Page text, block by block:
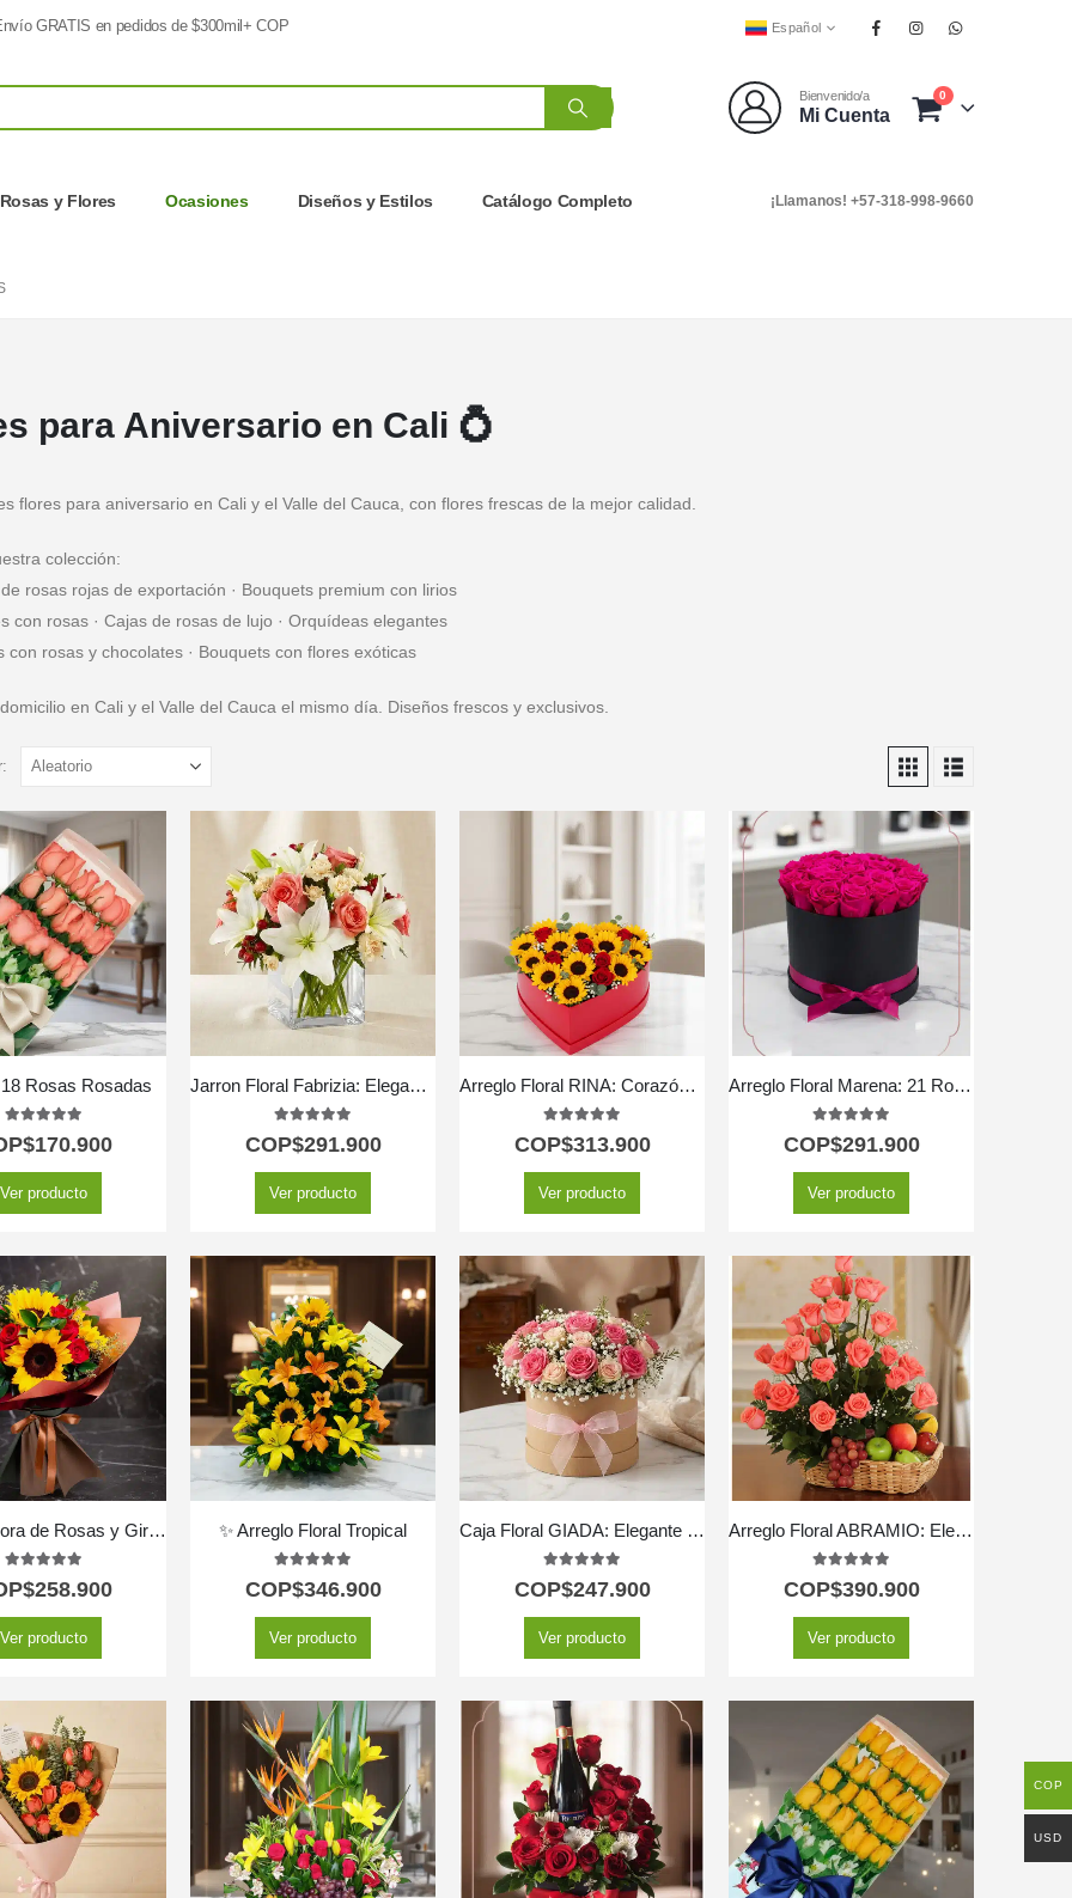
GRATIS en pedidos de $300mil+ COP Español
Bienvenido/a
Mi Cuenta
0
Rosas y Flores Ocasiones Diseños y Estilos Catálogo Completo ¡Llamanos! +57-318-998-9660
para Aniversario en Cali 💍
flores para aniversario en Cali y el Valle del Cauca, con flores frescas de la mejor calidad.
colección:
rosas rojas de exportación · Bouquets premium con lirios
con rosas · Cajas de rosas de lujo · Orquídeas elegantes
con rosas y chocolates · Bouquets con flores exóticas
en Cali y el Valle del Cauca el mismo día. Diseños frescos y exclusivos.
Rosas Rosadas
5.00 170.900
Ver producto
Jarron Floral Fabrizia: Elegancia en Rosas Rosadas y Lirios 🤍
5.00
COP$291.900
Ver producto
Arreglo Floral RINA: Corazón de Girasoles y Rosas Rojas 🌹
5.00
COP$313.900
Ver producto
Arreglo Floral Marena: 21 Rosas Fucsia Vibrantes y Frescas ⚜️
5.00
COP$291.900
Ver producto
Ramo Aurora de Rosas y Girasoles | Ilumina el Día con Amor 💖
5.00 258.900
Ver producto
✨ Arreglo Floral Tropical
5.00
COP$346.900
Ver producto
Caja Floral GIADA: Elegante Caja con 18 Rosas Frescas 🌹
5.00
COP$247.900
Ver producto
Arreglo Floral ABRAMIO: Elegante Cesta de Rosas Salmón y Frutas 🌿
5.00
COP$390.900
Ver producto
COP
USD